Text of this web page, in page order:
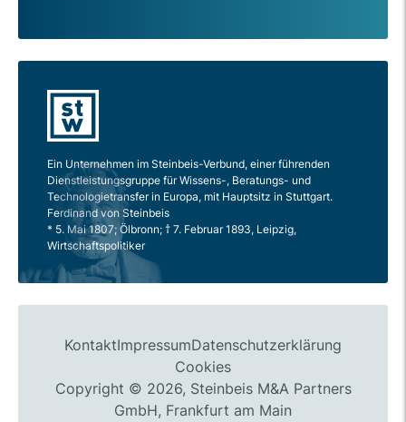
Ein Unternehmen im Steinbeis-Verbund, einer führenden
Dienstleistungsgruppe für Wissens-, Beratungs- und
Technologietransfer in Europa, mit Hauptsitz in Stuttgart.
Ferdinand von Steinbeis
* 5. Mai 1807; Ölbronn; † 7. Februar 1893, Leipzig,
Wirtschaftspolitiker
KontaktImpressumDatenschutzerklärung
Cookies
Copyright © 2026, Steinbeis M&A Partners
GmbH, Frankfurt am Main